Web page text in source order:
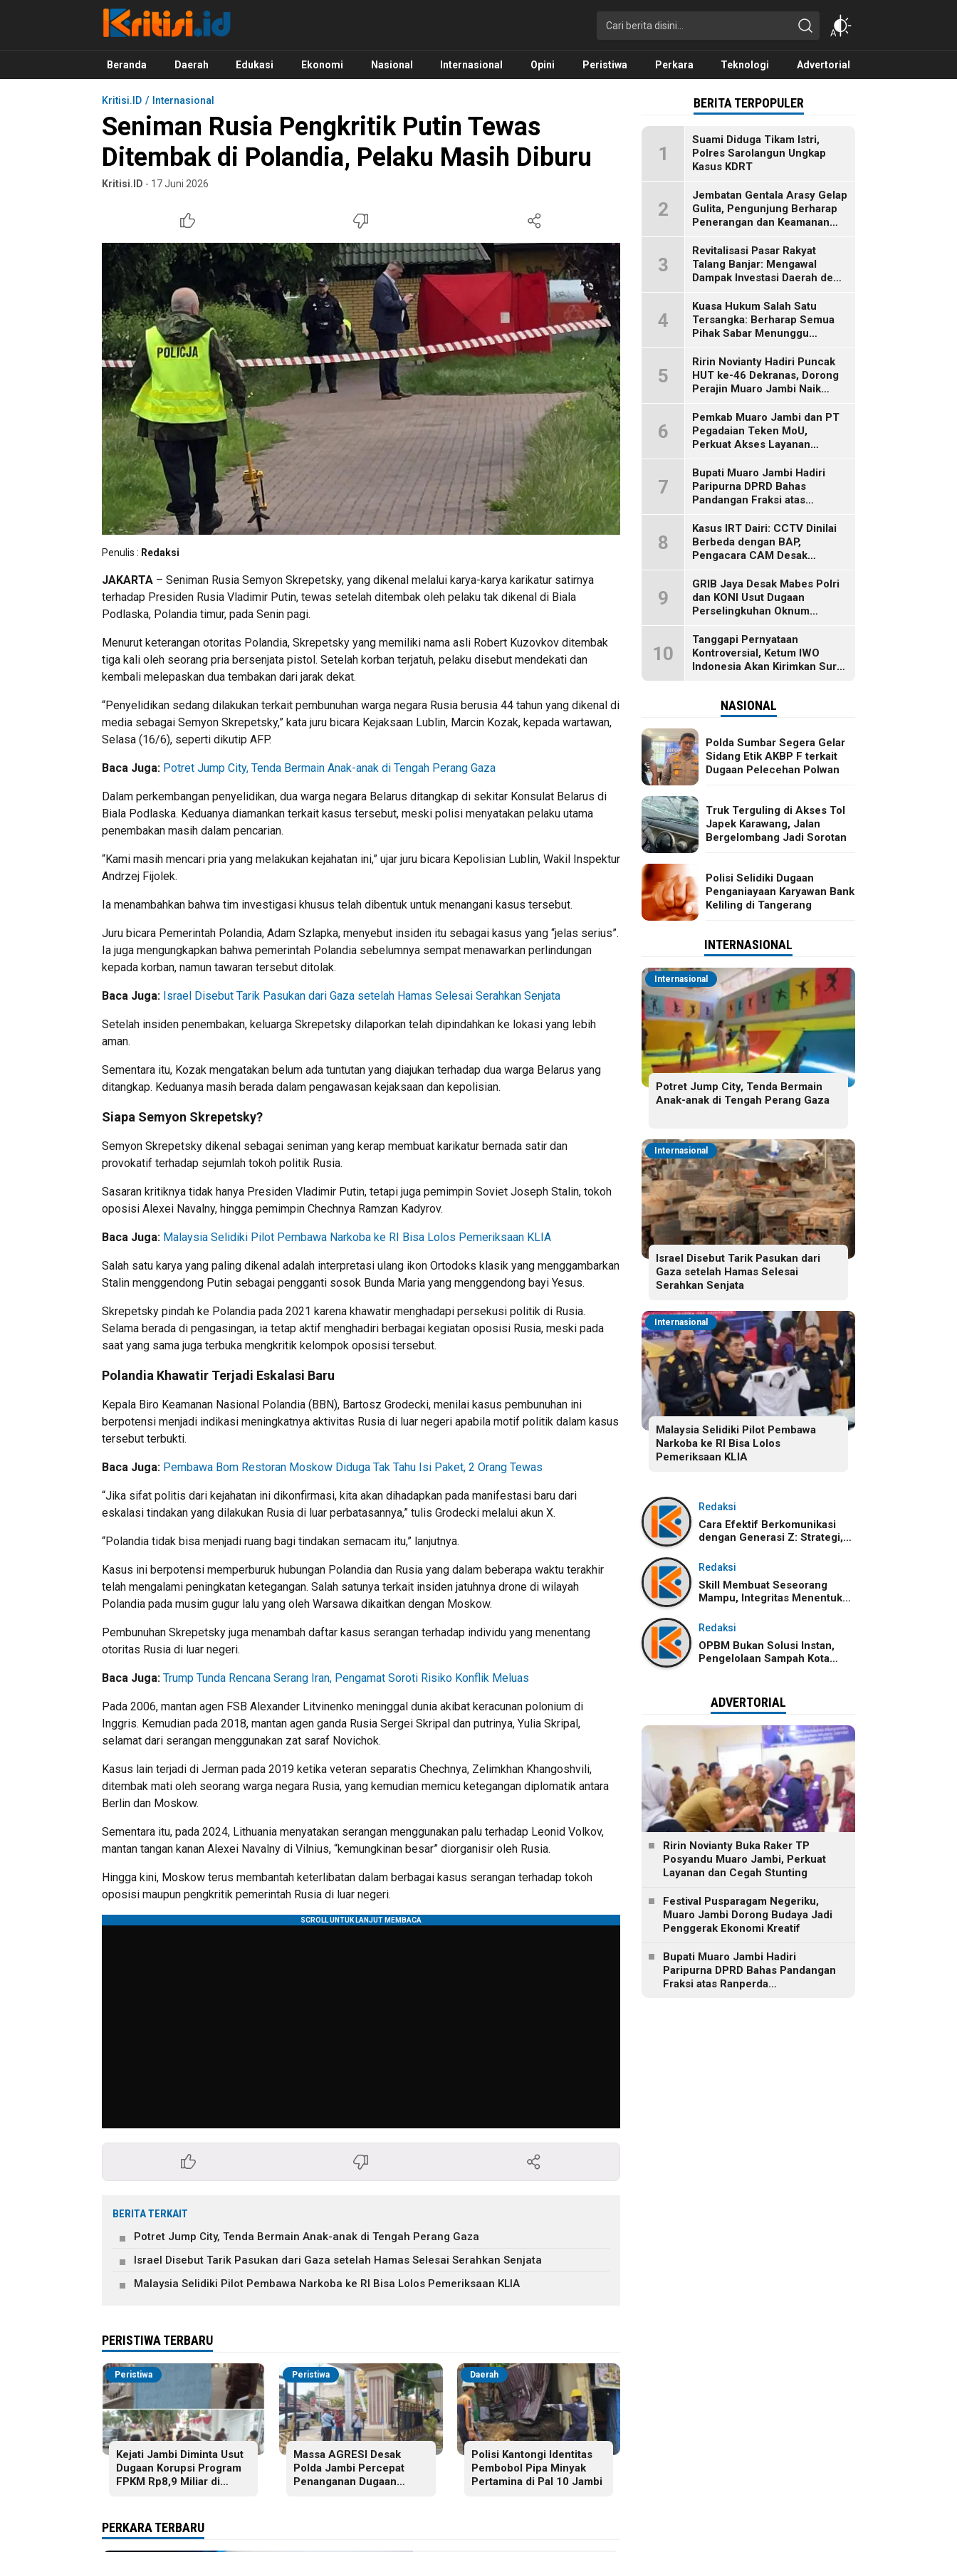
Kritisi.ID
Kritik untuk Negeri!
Beranda Daerah Edukasi Ekonomi Nasional Internasional Opini Peristiwa Perkara Teknologi Advertorial
Kritisi.ID Internasional
Seniman Rusia Pengkritik Putin Tewas
Ditembak di Polandia, Pelaku Masih Diburu
Kritisi.ID - 17 Juni 2026
Penulis : Redaksi
JAKARTA – Seniman Rusia Semyon Skrepetsky, yang dikenal melalui karya-karya karikatur satirnya
terhadap Presiden Rusia Vladimir Putin, tewas setelah ditembak oleh pelaku tak dikenal di Biala
Podlaska, Polandia timur, pada Senin pagi.
Menurut keterangan otoritas Polandia, Skrepetsky yang memiliki nama asli Robert Kuzovkov ditembak
tiga kali oleh seorang pria bersenjata pistol. Setelah korban terjatuh, pelaku disebut mendekati dan
kembali melepaskan dua tembakan dari jarak dekat.
“Penyelidikan sedang dilakukan terkait pembunuhan warga negara Rusia berusia 44 tahun yang dikenal di
media sebagai Semyon Skrepetsky,” kata juru bicara Kejaksaan Lublin, Marcin Kozak, kepada wartawan,
Selasa (16/6), seperti dikutip AFP.
Baca Juga: Potret Jump City, Tenda Bermain Anak-anak di Tengah Perang Gaza
Dalam perkembangan penyelidikan, dua warga negara Belarus ditangkap di sekitar Konsulat Belarus di
Biala Podlaska. Keduanya diamankan terkait kasus tersebut, meski polisi menyatakan pelaku utama
penembakan masih dalam pencarian.
“Kami masih mencari pria yang melakukan kejahatan ini,” ujar juru bicara Kepolisian Lublin, Wakil Inspektur
Andrzej Fijolek.
Ia menambahkan bahwa tim investigasi khusus telah dibentuk untuk menangani kasus tersebut.
Juru bicara Pemerintah Polandia, Adam Szlapka, menyebut insiden itu sebagai kasus yang “jelas serius”.
Ia juga mengungkapkan bahwa pemerintah Polandia sebelumnya sempat menawarkan perlindungan
kepada korban, namun tawaran tersebut ditolak.
Baca Juga: Israel Disebut Tarik Pasukan dari Gaza setelah Hamas Selesai Serahkan Senjata
Setelah insiden penembakan, keluarga Skrepetsky dilaporkan telah dipindahkan ke lokasi yang lebih
aman.
Sementara itu, Kozak mengatakan belum ada tuntutan yang diajukan terhadap dua warga Belarus yang
ditangkap. Keduanya masih berada dalam pengawasan kejaksaan dan kepolisian.
Siapa Semyon Skrepetsky?
Semyon Skrepetsky dikenal sebagai seniman yang kerap membuat karikatur bernada satir dan
provokatif terhadap sejumlah tokoh politik Rusia.
Sasaran kritiknya tidak hanya Presiden Vladimir Putin, tetapi juga pemimpin Soviet Joseph Stalin, tokoh
oposisi Alexei Navalny, hingga pemimpin Chechnya Ramzan Kadyrov.
Baca Juga: Malaysia Selidiki Pilot Pembawa Narkoba ke RI Bisa Lolos Pemeriksaan KLIA
Salah satu karya yang paling dikenal adalah interpretasi ulang ikon Ortodoks klasik yang menggambarkan
Stalin menggendong Putin sebagai pengganti sosok Bunda Maria yang menggendong bayi Yesus.
Skrepetsky pindah ke Polandia pada 2021 karena khawatir menghadapi persekusi politik di Rusia.
Selama berada di pengasingan, ia tetap aktif menghadiri berbagai kegiatan oposisi Rusia, meski pada
saat yang sama juga terbuka mengkritik kelompok oposisi tersebut.
Polandia Khawatir Terjadi Eskalasi Baru
Kepala Biro Keamanan Nasional Polandia (BBN), Bartosz Grodecki, menilai kasus pembunuhan ini
berpotensi menjadi indikasi meningkatnya aktivitas Rusia di luar negeri apabila motif politik dalam kasus
tersebut terbukti.
Baca Juga: Pembawa Bom Restoran Moskow Diduga Tak Tahu Isi Paket, 2 Orang Tewas
“Jika sifat politis dari kejahatan ini dikonfirmasi, kita akan dihadapkan pada manifestasi baru dari
eskalasi tindakan yang dilakukan Rusia di luar perbatasannya,” tulis Grodecki melalui akun X.
“Polandia tidak bisa menjadi ruang bagi tindakan semacam itu,” lanjutnya.
Kasus ini berpotensi memperburuk hubungan Polandia dan Rusia yang dalam beberapa waktu terakhir
telah mengalami peningkatan ketegangan. Salah satunya terkait insiden jatuhnya drone di wilayah
Polandia pada musim gugur lalu yang oleh Warsawa dikaitkan dengan Moskow.
Pembunuhan Skrepetsky juga menambah daftar kasus serangan terhadap individu yang menentang
otoritas Rusia di luar negeri.
Baca Juga: Trump Tunda Rencana Serang Iran, Pengamat Soroti Risiko Konflik Meluas
Pada 2006, mantan agen FSB Alexander Litvinenko meninggal dunia akibat keracunan polonium di
Inggris. Kemudian pada 2018, mantan agen ganda Rusia Sergei Skripal dan putrinya, Yulia Skripal,
selamat dari serangan menggunakan zat saraf Novichok.
Kasus lain terjadi di Jerman pada 2019 ketika veteran separatis Chechnya, Zelimkhan Khangoshvili,
ditembak mati oleh seorang warga negara Rusia, yang kemudian memicu ketegangan diplomatik antara
Berlin dan Moskow.
Sementara itu, pada 2024, Lithuania menyatakan serangan menggunakan palu terhadap Leonid Volkov,
mantan tangan kanan Alexei Navalny di Vilnius, “kemungkinan besar” diorganisir oleh Rusia.
Hingga kini, Moskow terus membantah keterlibatan dalam berbagai kasus serangan terhadap tokoh
oposisi maupun pengkritik pemerintah Rusia di luar negeri.
BERITA TERKAIT
Potret Jump City, Tenda Bermain Anak-anak di Tengah Perang Gaza
Israel Disebut Tarik Pasukan dari Gaza setelah Hamas Selesai Serahkan Senjata
Malaysia Selidiki Pilot Pembawa Narkoba ke RI Bisa Lolos Pemeriksaan KLIA
PERISTIWA TERBARU
Peristiwa
Kejati Jambi Diminta Usut
Dugaan Korupsi Program
FPKM Rp8,9 Miliar di
Peristiwa
Massa AGRESI Desak
Polda Jambi Percepat
Penanganan Dugaan
Daerah
Polisi Kantongi Identitas
Pembobol Pipa Minyak
Pertamina di Pal 10 Jambi
PERKARA TERBARU
BERITA TERPOPULER
1
Suami Diduga Tikam Istri,
Polres Sarolangun Ungkap
Kasus KDRT
2
Jembatan Gentala Arasy Gelap
Gulita, Pengunjung Berharap
Penerangan dan Keamanan
3
Revitalisasi Pasar Rakyat
Talang Banjar: Mengawal
Dampak Investasi Daerah demi
4
Kuasa Hukum Salah Satu
Tersangka: Berharap Semua
Pihak Sabar Menunggu
5
Ririn Novianty Hadiri Puncak
HUT ke-46 Dekranas, Dorong
Perajin Muaro Jambi Naik
6
Pemkab Muaro Jambi dan PT
Pegadaian Teken MoU,
Perkuat Akses Layanan
7
Bupati Muaro Jambi Hadiri
Paripurna DPRD Bahas
Pandangan Fraksi atas
Pertanggungjawaban APBD
2025
8
Kasus IRT Dairi: CCTV Dinilai
Berbeda dengan BAP,
Pengacara CAM Desak
9
GRIB Jaya Desak Mabes Polri
dan KONI Usut Dugaan
Perselingkuhan Oknum
10
Tanggapi Pernyataan
Kontroversial, Ketum IWO
Indonesia Akan Kirimkan Surat
NASIONAL
Polda Sumbar Segera Gelar
Sidang Etik AKBP F terkait
Dugaan Pelecehan Polwan
Truk Terguling di Akses Tol
Japek Karawang, Jalan
Bergelombang Jadi Sorotan
Polisi Selidiki Dugaan
Penganiayaan Karyawan Bank
Keliling di Tangerang
INTERNASIONAL
Internasional
Potret Jump City, Tenda Bermain
Anak-anak di Tengah Perang Gaza
Internasional
Israel Disebut Tarik Pasukan dari
Gaza setelah Hamas Selesai
Serahkan Senjata
Internasional
Malaysia Selidiki Pilot Pembawa
Narkoba ke RI Bisa Lolos
Pemeriksaan KLIA
Redaksi
Cara Efektif Berkomunikasi
dengan Generasi Z: Strategi,
Tantangannya
Redaksi
Skill Membuat Seseorang
Mampu, Integritas Menentukan
Dibawa
Redaksi
OPBM Bukan Solusi Instan,
Pengelolaan Sampah Kota
ADVERTORIAL
Ririn Novianty Buka Raker TP
Posyandu Muaro Jambi, Perkuat
Layanan dan Cegah Stunting
Festival Pusparagam Negeriku,
Muaro Jambi Dorong Budaya Jadi
Penggerak Ekonomi Kreatif
Bupati Muaro Jambi Hadiri
Paripurna DPRD Bahas Pandangan
Fraksi atas Ranperda